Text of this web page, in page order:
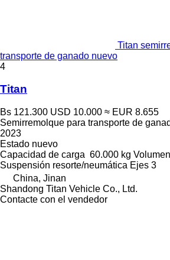
Titan
transporte de ganado nuevo
4
Titan
Bs 121.300 USD 10.000 ≈ EUR 8.655
Semirremolque para transporte de
2023
Estado nuevo
Capacidad de carga 60.000 kg Volumen
Suspensión resorte/neumática Ejes 3
China, Jinan
Shandong Titan Vehicle Co., Ltd.
Contacte con el vendedor